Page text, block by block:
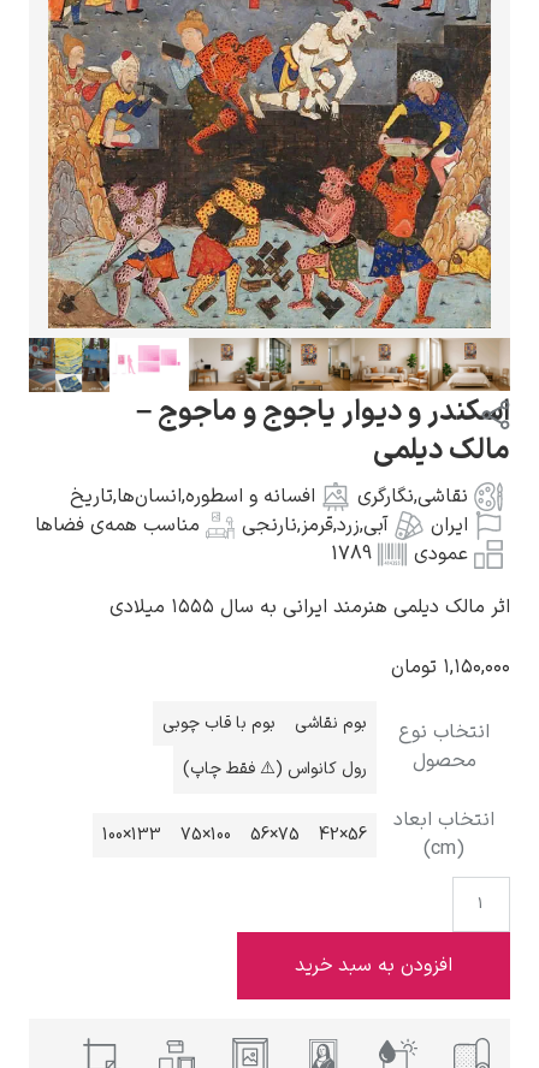
ونسان ون گوگ
گوستاو کلیمت
ادوارد مونک
کامی پیسارو
ادوارد هاپر
اسکندر و دیوار یاجوج و ماجوج –
مالک دیلمی
نقاشی,نگارگری افسانه و اسطوره,انسان‌ها,تاریخ
ایران
آبی,زرد,قرمز,نارنجی
مناسب همه‌ی فضاها
عمودی
1789
اثر مالک دیلمی هنرمند ایرانی به سال ۱۵۵۵ میلادی
۱,۱۵۰,۰۰۰ تومان
انتخاب نوع
محصول
بوم نقاشی
بوم با قاب چوبی
رول کانواس (⚠️ فقط چاپ)
انتخاب ابعاد
(cm)
56×42
75×56
100×75
133×100
افزودن به سبد خرید